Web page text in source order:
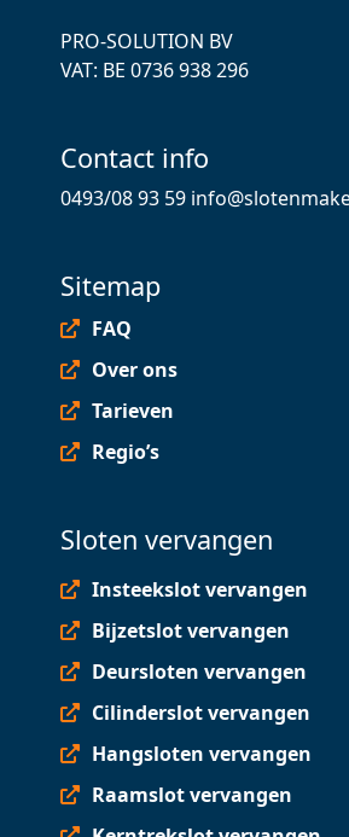
PRO-SOLUTION BV
VAT: ВЕ 0736 938 296
Contact info
0493/08 93 59
Sitemap
FAQ
Over ons
Tarieven
Regio’s
Sloten vervangen
Insteekslot vervangen
Bijzetslot vervangen
Deursloten vervangen
Cilinderslot vervangen
Hangsloten vervangen
Raamslot vervangen